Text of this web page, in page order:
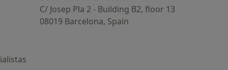
C/ Josep Pla 2 - Building B2, floor 13
08019 Barcelona, Spain